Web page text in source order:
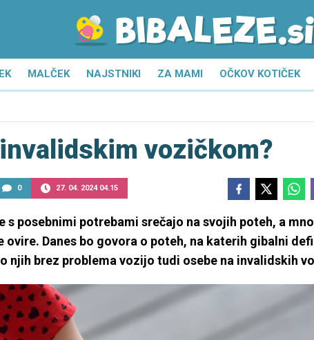
MALČEK NAJSTNIKI ZA MAMI OČKOV KOTIČEK
vozičkom?
0 27. 04. 2024 04.15
s posebnimi potrebami srečajo na svojih poteh, a
Danes bo govora o poteh, na katerih gibalni
njih brez problema vozijo tudi osebe na invalidskih